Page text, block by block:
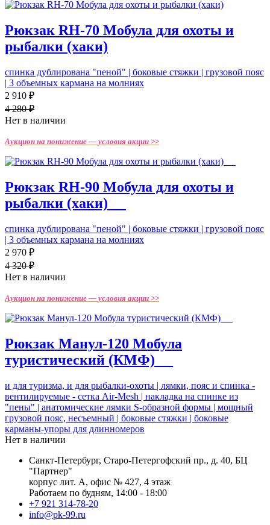
Рюкзак RH-70 Мобула для охоты и
рыбалки (хаки)
спинка дублирована "пеной" | боковые стяжки | грузовой пояс
| 3 объемных кармана на молниях
2 910 ₽
4 280 ₽
Нет в наличии
Аукцион на понижение — условия акции >>
Рюкзак RH-90 Мобула для охоты и
рыбалки (хаки)_ _
спинка дублирована "пеной" | боковые стяжки | грузовой пояс
| 3 объемных кармана на молниях
2 970 ₽
4 320 ₽
Нет в наличии
Аукцион на понижение — условия акции >>
Рюкзак Манул-120 Мобула
туристический (КМФ)_ _
и для туризма, и для рыбалки-охоты | лямки, пояс и спинка -
вентилируемые - cетка Air-Mesh | накладка на спинке из
"пены" | анатомические лямки S-образной формы | мощный
грузовой пояс, несъемный | боковые стяжки | боковые
карманы-упоры для длинномеров
Нет в наличии
Санкт-Петербург, Старо-Петергофский пр., д. 40, БЦ
"Партнер"
корпус лит. А, офис № 427, 4 этаж
Работаем по будням, 14:00 - 18:00
+7 921 314-78-20
info@pk-99.ru